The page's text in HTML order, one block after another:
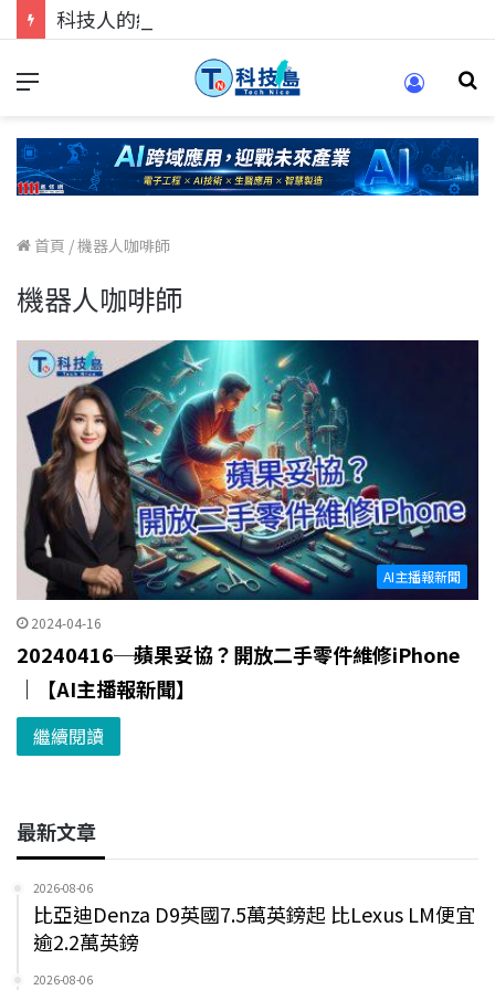
首頁 /機器人咖啡師
機器人咖啡師
AI主播報新聞
2024-04-16
20240416─蘋果妥協？開放二手零件維修iPhone
｜【AI主播報新聞】
繼續閱讀
最新文章
2026-08-06
比亞迪Denza D9英國7.5萬英鎊起 比Lexus LM便宜
逾2.2萬英鎊
2026-08-06